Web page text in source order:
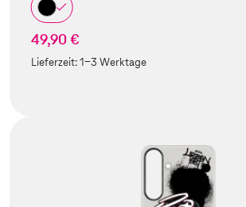
49,90 €
Lieferzeit:1-3 Werktage